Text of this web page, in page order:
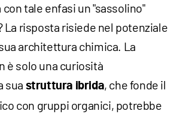
tale enfasi un "sassolino"
La risposta risiede nel potenziale
architettura chimica. La
è solo una curiosità
sua struttura ibrida, che fonde il
con gruppi organici, potrebbe